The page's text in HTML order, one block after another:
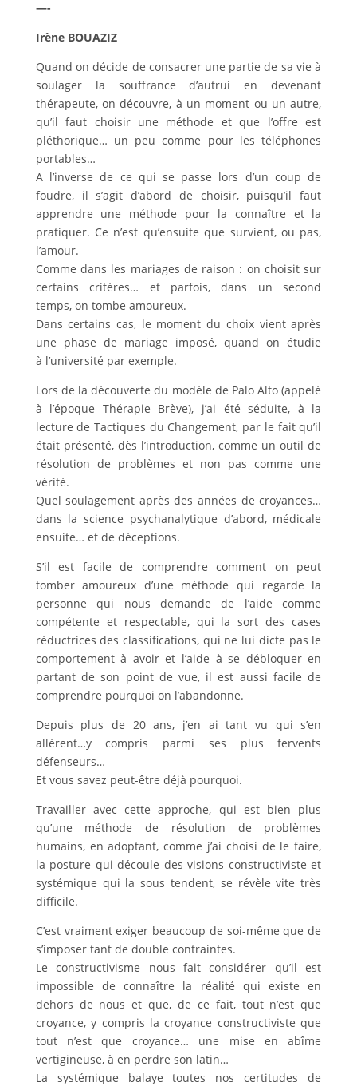
—-
Irène BOUAZIZ
Quand on décide de consacrer une partie de sa vie à
soulager la souffrance d’autrui en devenant
thérapeute, on découvre, à un moment ou un autre,
qu’il faut choisir une méthode et que l’offre est
pléthorique… un peu comme pour les téléphones
portables…
A l’inverse de ce qui se passe lors d’un coup de
foudre, il s’agit d’abord de choisir, puisqu’il faut
apprendre une méthode pour la connaître et la
pratiquer. Ce n’est qu’ensuite que survient, ou pas,
l’amour.
Comme dans les mariages de raison : on choisit sur
certains critères… et parfois, dans un second
temps, on tombe amoureux.
Dans certains cas, le moment du choix vient après
une phase de mariage imposé, quand on étudie
à l’université par exemple.
Lors de la découverte du modèle de Palo Alto (appelé
à l’époque Thérapie Brève), j’ai été séduite, à la
lecture de Tactiques du Changement, par le fait qu’il
était présenté, dès l’introduction, comme un outil de
résolution de problèmes et non pas comme une
vérité.
Quel soulagement après des années de croyances…
dans la science psychanalytique d’abord, médicale
ensuite… et de déceptions.
S’il est facile de comprendre comment on peut
tomber amoureux d’une méthode qui regarde la
personne qui nous demande de l’aide comme
compétente et respectable, qui la sort des cases
réductrices des classifications, qui ne lui dicte pas le
comportement à avoir et l’aide à se débloquer en
partant de son point de vue, il est aussi facile de
comprendre pourquoi on l’abandonne.
Depuis plus de 20 ans, j’en ai tant vu qui s’en
allèrent…y compris parmi ses plus fervents
défenseurs…
Et vous savez peut-être déjà pourquoi.
Travailler avec cette approche, qui est bien plus
qu’une méthode de résolution de problèmes
humains, en adoptant, comme j’ai choisi de le faire,
la posture qui découle des visions constructiviste et
systémique qui la sous tendent, se révèle vite très
difficile.
C’est vraiment exiger beaucoup de soi-même que de
s’imposer tant de double contraintes.
Le constructivisme nous fait considérer qu’il est
impossible de connaître la réalité qui existe en
dehors de nous et que, de ce fait, tout n’est que
croyance, y compris la croyance constructiviste que
tout n’est que croyance… une mise en abîme
vertigineuse, à en perdre son latin…
La systémique balaye toutes nos certitudes de